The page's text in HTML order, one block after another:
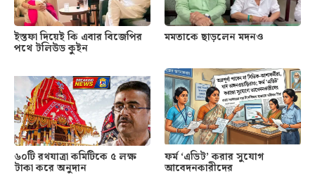
ইস্তফা দিয়েই কি এবার বিজেপির
পথে টলিউড কুইন
মমতাকে ছাড়লেন মদনও
৬০টি রথযাত্রা কমিটিকে ৫ লক্ষ
টাকা করে অনুদান
ফর্ম ‘এডিট’ করার সুযোগ
আবেদনকারীদের